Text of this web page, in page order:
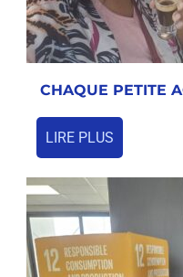
CHAQUE PETITE
LIRE PLUS